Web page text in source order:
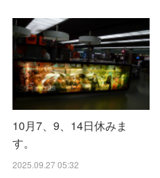
10月7、9、14日休みま
す。
2025.09.27 05:32